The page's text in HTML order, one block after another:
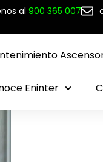
al 900 365 007
Eninter